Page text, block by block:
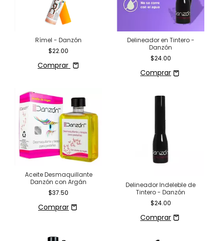
Rímel - Danzón
$22.00
Comprar
Delineador en Tintero -
Danzón
$24.00
Aceite Desmaquillante
Danzón con Argán
$37.50
Delineador Indeleble de
Tintero - Danzón
$24.00